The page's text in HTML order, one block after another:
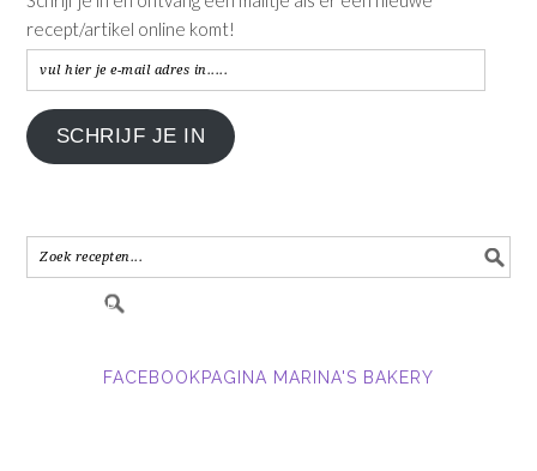
recept/artikel online komt!
vul
hier
je
e-
in.....
SCHRIJF JE IN
FACEBOOKPAGINA MARINA'S BAKERY